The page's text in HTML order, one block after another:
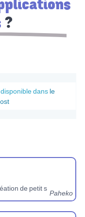
?
dans le
Paheko
de petit siteweb.